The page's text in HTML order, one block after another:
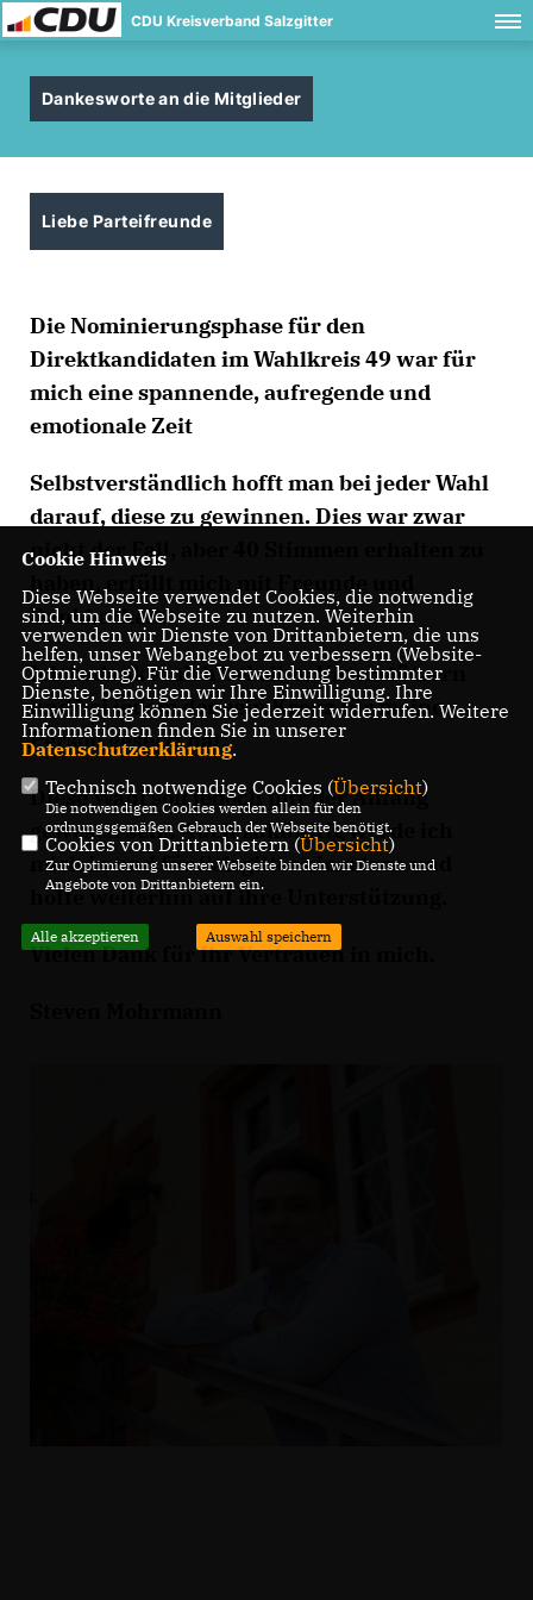
CDU Kreisverband Salzgitter
Dankesworte an die Mitglieder
Liebe Parteifreunde
Die Nominierungsphase für den
Direktkandidaten im Wahlkreis 49 war für
mich eine spannende, aufregende und
emotionale Zeit
Selbstverständlich hofft man bei jeder Wahl
darauf, diese zu gewinnen. Dies war zwar
nicht der Fall, aber 40 Stimmen erhalten zu
haben, erfüllt mich mit Freunde und
Dankbarkeit.
Ich bedanke mich bei allen Unterstützern
und bei jedem der sein Kreuz für meine
Person gesetzt hat.
Diese Wahl soll jedoch nur der Anfang
gewesen sein. Auch zukünftig werde ich
mich in und für Salzgitter einsetzen und
hoffe weiterhin auf ihre Unterstützung.
Vielen Dank für Ihr Vertrauen in mich.
Cookie Hinweis
Diese Webseite verwendet Cookies, die notwendig
sind, um die Webseite zu nutzen. Weiterhin
verwenden wir Dienste von Drittanbietern, die uns
helfen, unser Webangebot zu verbessern (Website-
Optmierung). Für die Verwendung bestimmter
Dienste, benötigen wir Ihre Einwilligung. Ihre
Einwilligung können Sie jederzeit widerrufen. Weitere
Informationen finden Sie in unserer
Datenschutzerklärung.
Technisch notwendige Cookies (Übersicht)
Die notwendigen Cookies werden allein für den
ordnungsgemäßen Gebrauch der Webseite benötigt.
Cookies von Drittanbietern (Übersicht)
Zur Optimierung unserer Webseite binden wir Dienste und
Angebote von Drittanbietern ein.
Alle akzeptieren Auswahl speichern